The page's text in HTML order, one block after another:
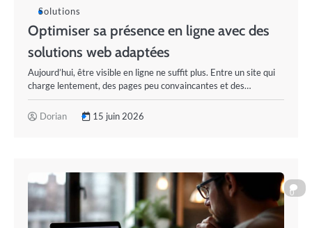
Solutions
Optimiser sa présence en ligne avec des
solutions web adaptées
Aujourd’hui, être visible en ligne ne suffit plus. Entre un site qui
charge lentement, des pages peu convaincantes et des…
Dorian 15 juin 2026
0